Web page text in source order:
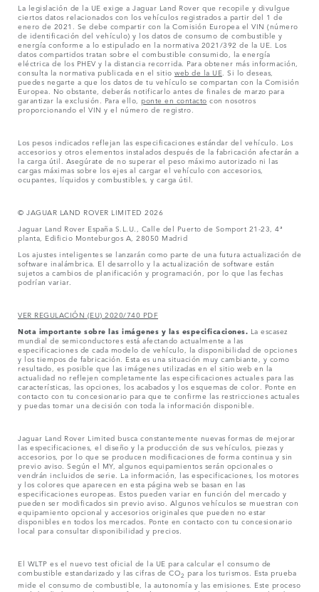
La legislación de la UE exige a Jaguar Land Rover que recopile y divulgue
ciertos datos relacionados con los vehículos registrados a partir del 1 de
enero de 2021. Se debe compartir con la Comisión Europea el VIN (número
de identificación del vehículo) y los datos de consumo de combustible y
energía conforme a lo estipulado en la normativa 2021/392 de la UE. Los
datos compartidos tratan sobre el combustible consumido, la energía
eléctrica de los PHEV y la distancia recorrida. Para obtener más información,
consulta la normativa publicada en el sitio web de la UE . Si lo deseas,
puedes negarte a que los datos de tu vehículo se compartan con la Comisión
Europea. No obstante, deberás notificarlo antes de finales de marzo para
garantizar la exclusión. Para ello, ponte en contacto con nosotros
proporcionando el VIN y el número de registro.
Los pesos indicados reflejan las especificaciones estándar del vehículo. Los
accesorios y otros elementos instalados después de la fabricación afectarán a
la carga útil. Asegúrate de no superar el peso máximo autorizado ni las
cargas máximas sobre los ejes al cargar el vehículo con accesorios,
ocupantes, líquidos y combustibles, y carga útil.
© JAGUAR LAND ROVER LIMITED 2026
Jaguar Land Rover España S.L.U., Calle del Puerto de Somport 21-23, 4ª
planta, Edificio Monteburgos A, 28050 Madrid
Los ajustes inteligentes se lanzarán como parte de una futura actualización de
software inalámbrica. El desarrollo y la actualización de software están
sujetos a cambios de planificación y programación, por lo que las fechas
podrían variar.
VER REGULACIÓN (EU) 2020/740 PDF
Nota importante sobre las imágenes y las especificaciones. La escasez
mundial de semiconductores está afectando actualmente a las
especificaciones de cada modelo de vehículo, la disponibilidad de opciones
y los tiempos de fabricación. Esta es una situación muy cambiante, y como
resultado, es posible que las imágenes utilizadas en el sitio web en la
actualidad no reflejen completamente las especificaciones actuales para las
características, las opciones, los acabados y los esquemas de color. Ponte en
contacto con tu concesionario para que te confirme las restricciones actuales
y puedas tomar una decisión con toda la información disponible.
Jaguar Land Rover Limited busca constantemente nuevas formas de mejorar
las especificaciones, el diseño y la producción de sus vehículos, piezas y
accesorios, por lo que se producen modificaciones de forma continua y sin
previo aviso. Según el MY, algunos equipamientos serán opcionales o
vendrán incluidos de serie. La información, las especificaciones, los motores
y los colores que aparecen en esta página web se basan en las
especificaciones europeas. Estos pueden variar en función del mercado y
pueden ser modificados sin previo aviso. Algunos vehículos se muestran con
equipamiento opcional y accesorios originales que pueden no estar
disponibles en todos los mercados. Ponte en contacto con tu concesionario
local para consultar disponibilidad y precios.
El WLTP es el nuevo test oficial de la UE para calcular el consumo de
combustible estandarizado y las cifras de CO2 para los turismos. Esta prueba
mide el consumo de combustible, la autonomía y las emisiones. Este proceso